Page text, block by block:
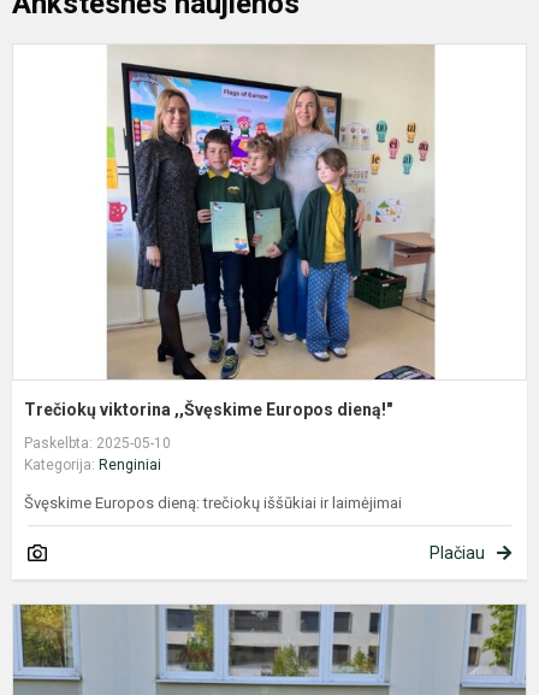
Trečiokų viktorina ,,Švęskime Europos dieną!"
Paskelbta: 2025-05-10
Kategorija: Renginiai
Švęskime Europos dieną: trečiokų iššūkiai ir laimėjimai
Plačiau